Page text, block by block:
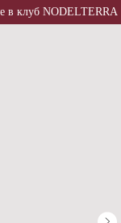
клуб NODELTERRA